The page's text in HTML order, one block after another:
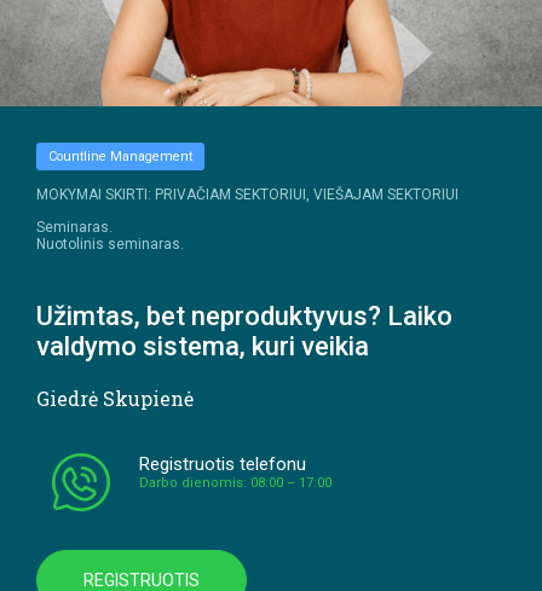
Countline Management
MOKYMAI SKIRTI: PRIVAČIAM SEKTORIUI, VIEŠAJAM SEKTORIUI
Seminaras.
Nuotolinis seminaras.
Užimtas, bet neproduktyvus? Laiko
valdymo sistema, kuri veikia
Giedrė Skupienė
Registruotis telefonu
Darbo dienomis: 08:00 – 17:00
REGISTRUOTIS